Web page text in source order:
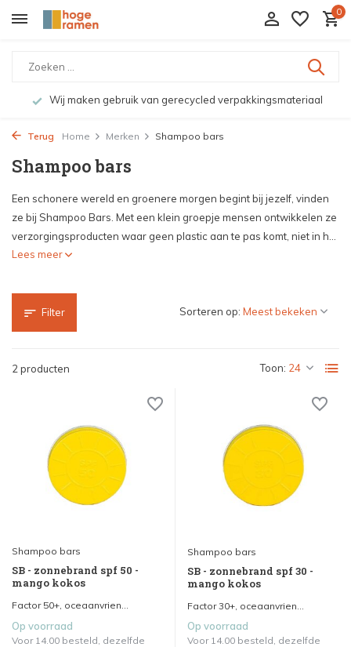
0
Wij maken gebruik van gerecycled verpakkingsmateriaal
Terug Home Merken Shampoo bars
Shampoo bars
Een schonere wereld en groenere morgen begint bij jezelf, vinden
ze bij Shampoo Bars. Met een klein groepje mensen ontwikkelen ze
verzorgingsproducten waar geen plastic aan te pas komt, niet in h...
Lees meer
Filter
2 producten Toon:
Sorteren op:
Shampoo bars
SB - zonnebrand spf 50 -
mango kokos
Factor 50+, oceaanvrien...
Op voorraad
Voor 14.00 besteld, dezelfde
Shampoo bars
SB - zonnebrand spf 30 -
mango kokos
Factor 30+, oceaanvrien...
Op voorraad
Voor 14.00 besteld, dezelfde